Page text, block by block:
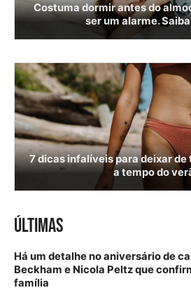
Costuma dormir antes do
ser um alarme.
7 dicas infalíveis para deixar
a tempo do
ÚLTIMAS
Há um detalhe no aniversário de
Beckham e Nicola Peltz que
família